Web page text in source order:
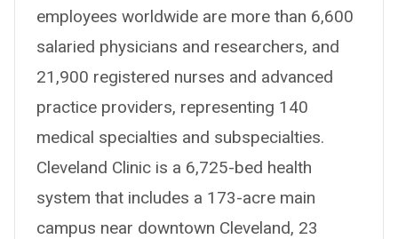
employees worldwide are more than 6,600
salaried physicians and researchers, and
21,900 registered nurses and advanced
practice providers, representing 140
medical specialties and subspecialties.
Cleveland Clinic is a 6,725-bed health
system that includes a 173-acre main
campus near downtown Cleveland, 23